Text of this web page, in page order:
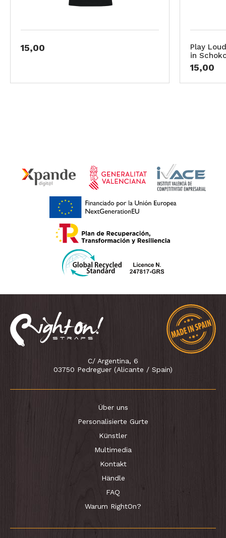
15,00
Play
in
15,00
C/ Argentina, 6
03750 Pedreguer (Alicante / Spain)
Über uns
Personalisierte Gurte
Künstler
Multimedia
Kontakt
Händle
FAQ
Warum RightOn?